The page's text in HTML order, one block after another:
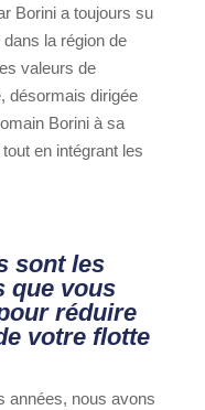
Borini a toujours su
la région de
valeurs de
désormais dirigée
Borini à sa
en intégrant les
sont les
que vous
réduire
votre flotte
années, nous avons